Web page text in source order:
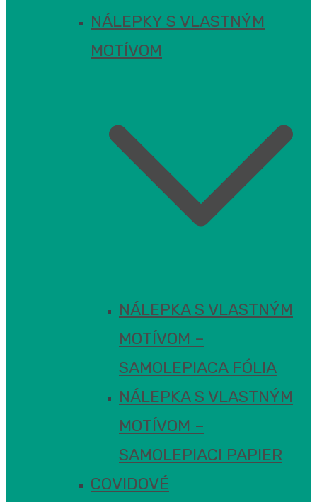
NÁLEPKY S VLASTNÝM
MOTÍVOM
NÁLEPKA S VLASTNÝM
MOTÍVOM –
SAMOLEPIACA FÓLIA
NÁLEPKA S VLASTNÝM
MOTÍVOM –
SAMOLEPIACI PAPIER
COVIDOVÉ